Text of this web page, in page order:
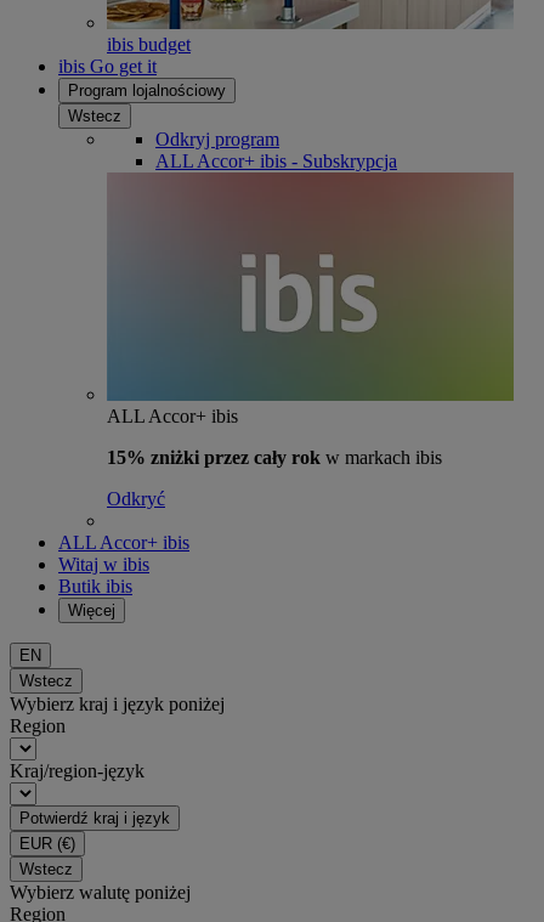
ibis budget
ibis Go get it
Program lojalnościowy
Wstecz
Odkryj program
ALL Accor+ ibis - Subskrypcja
ALL Accor+ ibis
15% zniżki przez cały rok w markach ibis
Odkryć
ALL Accor+ ibis
Witaj w ibis
Butik ibis
Więcej
EN
Wstecz
Wybierz kraj i język poniżej
Region
Kraj/region-język
Potwierdź kraj i język
EUR (€)
Wstecz
Wybierz walutę poniżej
Region